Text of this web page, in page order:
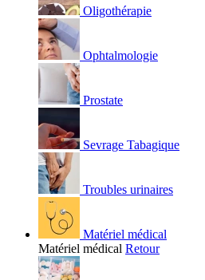
Oligothérapie
Ophtalmologie
Prostate
Sevrage Tabagique
Troubles urinaires
Matériel médical
Matériel médical Retour